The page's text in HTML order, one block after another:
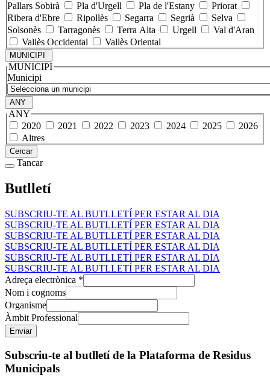
Pallars Sobirà
Pla d'Urgell Pla de l'Estany
Priorat
Ribera d'Ebre
Ripollès Segarra Segrià
Selva
Solsonès
Tarragonès Terra Alta Urgell
Val d'Aran
Vallès Occidental
Vallès Oriental
MUNICIPI
MUNICIPI
Municipi
ANY
ANY
2020
2021 2022 2023 2024 2025
2026
Altres
Cercar
Tancar
Butlletí
SUBSCRIU-TE AL BUTLLETÍ PER ESTAR AL DIA
SUBSCRIU-TE AL BUTLLETÍ PER ESTAR AL DIA
SUBSCRIU-TE AL BUTLLETÍ PER ESTAR AL DIA
SUBSCRIU-TE AL BUTLLETÍ PER ESTAR AL DIA
SUBSCRIU-TE AL BUTLLETÍ PER ESTAR AL DIA
SUBSCRIU-TE AL BUTLLETÍ PER ESTAR AL DIA
Adreça electrònica *
Nom i cognoms
Organisme
Àmbit Professional
Subscriu-te al butlletí de la Plataforma de Residus
Municipals